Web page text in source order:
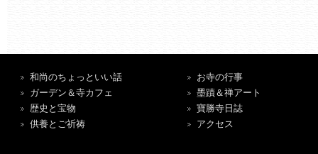
和尚のちょっといい話
ガーデン＆寺カフェ
歴史と宝物
供養とご祈祷
お寺の行事
墨蹟＆禅アート
寶勝寺日誌
アクセス